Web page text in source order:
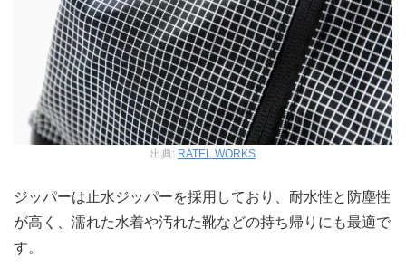
出典: RATEL WORKS
ジッパーは止水ジッパーを採用しており、耐水性と防塵性
が高く、濡れた水着や汚れた靴などの持ち帰りにも最適で
す。